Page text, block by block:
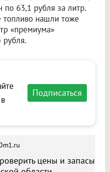
по 63,1 рубля за литр.
топливо нашли тоже
«премиума»
рубля.
Подписаться
цены и запасы